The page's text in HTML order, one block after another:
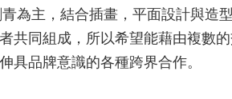
為主，結合插畫，平面設計與造
共同組成，所以希望能藉由複數
具品牌意識的各種跨界合作。